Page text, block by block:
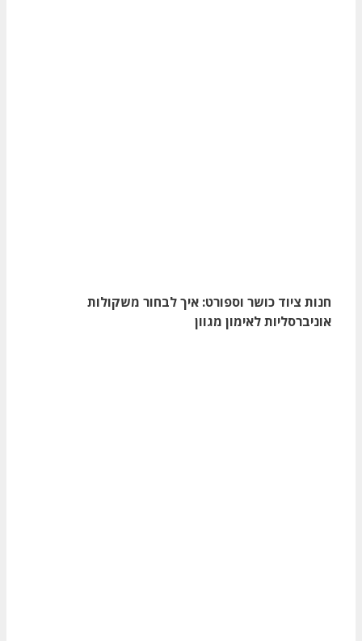
חנות ציוד כושר וספורט: איך לבחור משקולות
אוניברסליות לאימון מגוון